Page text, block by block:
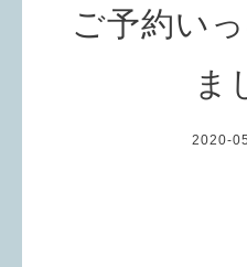
ご予約い
ま
2020-